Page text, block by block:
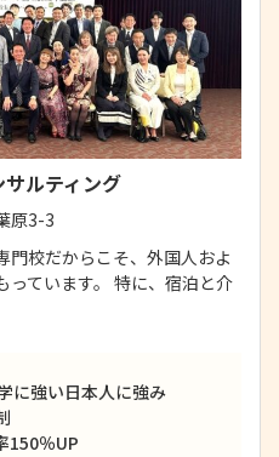
ルティング
原3-3
門校だからこそ、外国人およ
っています。 特に、宿泊と介
に強い日本人に強み
150％UP